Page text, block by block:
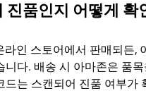
진품인지 어떻게 확
인 스토어에서 판매되든
다. 배송 시 아마존은 품
는 스캔되어 진품 여부